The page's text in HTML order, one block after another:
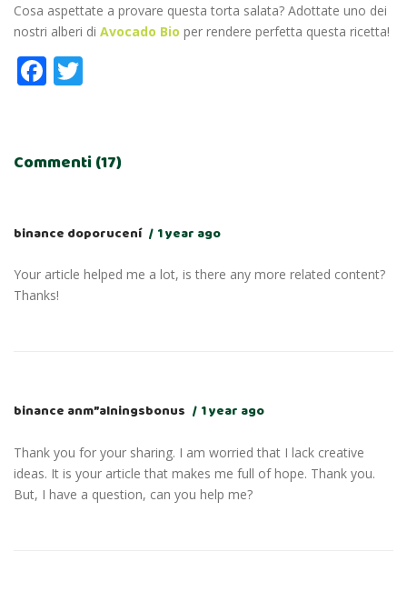
Cosa aspettate a provare questa torta salata? Adottate uno dei
nostri alberi di Avocado Bio per rendere perfetta questa ricetta!
Facebook
Commenti (17)
binance doporucení 1 year ago
Your article helped me a lot, is there any more related content?
Thanks!
binance anm”alningsbonus 1 year ago
Thank you for your sharing. I am worried that I lack creative
ideas. It is your article that makes me full of hope. Thank you.
But, I have a question, can you help me?